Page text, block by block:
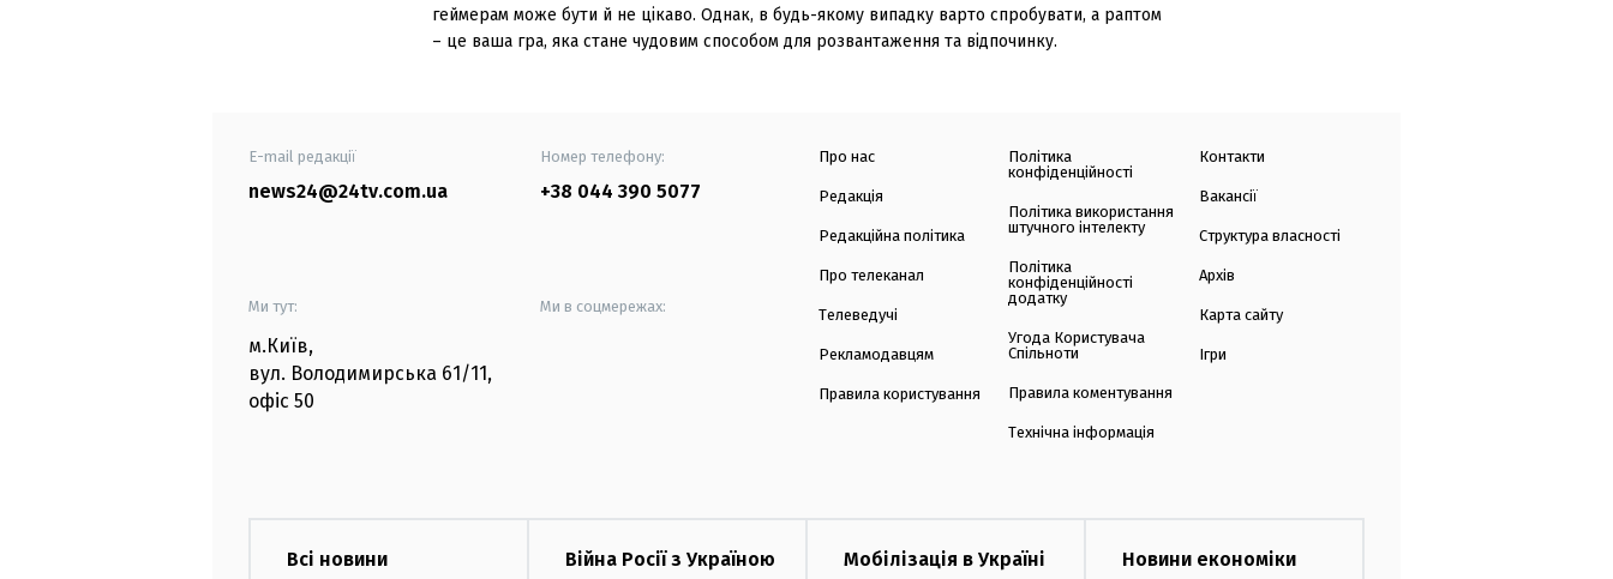
геймерам може бути й не цікаво. Однак, в будь-якому випадку варто спробувати, а раптом
– це ваша гра, яка стане чудовим способом для розвантаження та відпочинку.
E-mail редакції
news24@24tv.com.ua
Номер телефону:
+38 044 390 5077
Ми тут:
м.Київ,
вул. Володимирська 61/11,
офіс 50
Ми в соцмережах:
Про нас
Редакція
Редакційна політика
Про телеканал
Телеведучі
Рекламодавцям
Правила користування
Політика
конфіденційності
Політика використання
штучного інтелекту
Політика
конфіденційності
додатку
Угода Користувача
Спільноти
Правила коментування
Технічна інформація
Контакти
Вакансії
Структура власності
Архів
Карта сайту
Ігри
Всі новини Війна Росії з Україною Мобілізація в Україні Новини економіки